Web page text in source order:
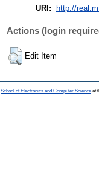
URI: http://
Actions (login
Edit Item
School of Electronics and Computer Science at